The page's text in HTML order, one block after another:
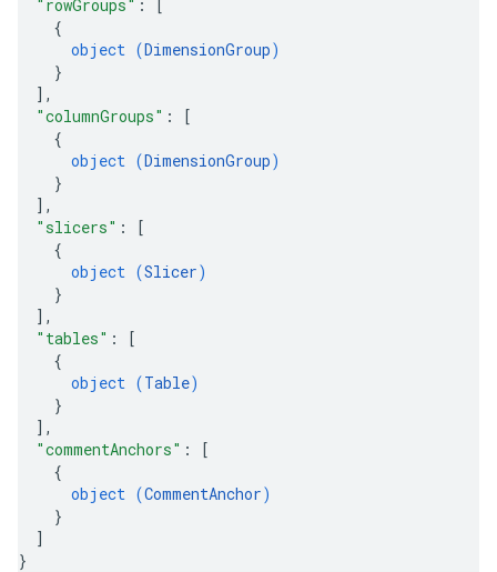
"rowGroups" :
[
{
object (DimensionGroup)
}
] ,
"columnGroups" :
[
{
object (DimensionGroup)
}
] ,
"slicers" :
[
{
object (Slicer)
}
] ,
"tables" :
[
{
object (Table)
}
] ,
"commentAnchors" :
[
{
object (CommentAnchor)
}
]
}